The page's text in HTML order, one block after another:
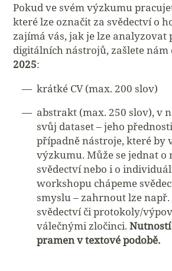
Pokud ve svém výzkumu
které lze označit za svědectví o
zajímá vás, jak je lze analyzovat
digitálních nástrojů, zašlete nám
2025:
krátké CV (max. 200 slov)
abstrakt (max. 250 slov), v
svůj dataset – jeho
případně nástroje, které by
výzkumu. Může se jednat o
svědectví nebo i o
workshopu chápeme
smyslu – zahrnout lze
svědectví či protokoly/
válečnými zločinci.
pramen v textové podobě.